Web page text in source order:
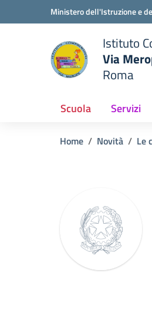
Vai ai contenuti
Vai al menu di navigazione
Ministero dell'Istruzione e
scuola
Istituto
Via
Roma
Scuola Servizi
Home Novità Le